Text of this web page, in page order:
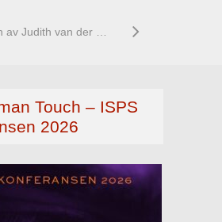
Presentasjon av Judith van der Weele
Touch – ISPS
2026